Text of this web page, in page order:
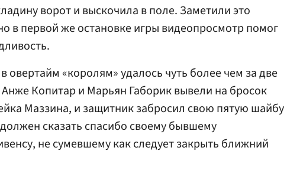
ворот и выскочила в поле. Заметили это
в первой же остановке игры видеопросмотр помог
овертайм «королям» удалось чуть более чем за две
Копитар и Марьян Габорик вывели на бросок
Маззина, и защитник забросил свою пятую шайбу
сказать спасибо своему бывшему
не сумевшему как следует закрыть ближний